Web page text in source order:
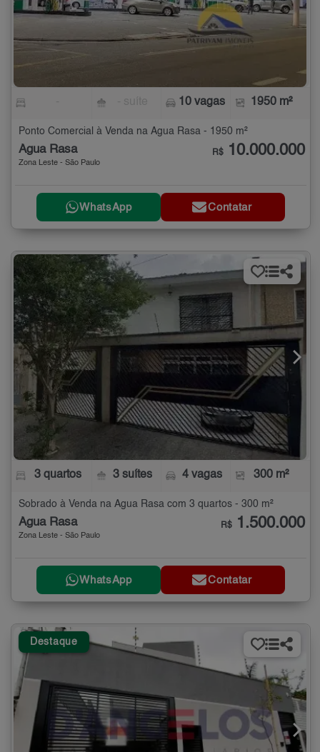
10 vagas 1950 m²
Ponto Comercial à Venda na Água Rasa - 1950 m²
Água Rasa
Zona Leste - São Paulo
R$ 10.000.000
WhatsApp Contatar
3 quartos 3 suítes 4 vagas 300 m²
Sobrado à Venda na Água Rasa com 3 quartos - 300 m²
Água Rasa
Zona Leste - São Paulo
R$ 1.500.000
WhatsApp Contatar
Destaque